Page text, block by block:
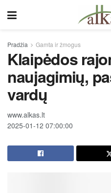
Pradžia Gamta ir žmogus
Klaipėdos
naujagimių,
vardų
www.alkas.lt
2025-01-12 07:00:00